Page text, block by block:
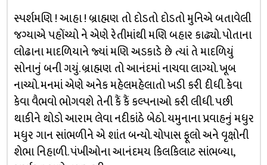
સ્પર્શમણિ ! આહા ! બ્રાહ્મણ તો દોડતો દોડતો મુનિએ બતાવેલી
જગ્યાએ પહોંચ્યો ને એણે રેતીમાંથી મણિ બહાર કાઢ્યો. પોતાના
લોઢાના માદળિયાને જ્યાં મણિ અડકાડે છે ત્યાં તે માદળિયું
સોનાનું બની ગયું. બ્રાહ્મણ તો આનંદમાં નાચવા લાગ્યો. ખૂબ
નાચ્યો. મનમાં એણે અનેક મહેલમહેલાતો ખડી કરી દીધી. કેવા
કેવા વૈભવો ભોગવશે તેની કૈં કૈં કલ્પનાઓ કરી લીધી. પછી
થાકીને થોડો આરામ લેવા નદીકાંઠે બેઠો. યમુનાના પ્રવાહનું મધુર
મધુર ગાન સાંભળીને એ શાંત બન્યો. ચોપાસ ફૂલો અને વૃક્ષોની
શેભા નિહાળી. પંખીઓના આનંદમય કિલકિલાટ સાંભળ્યા,